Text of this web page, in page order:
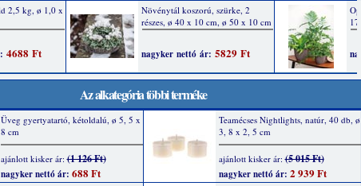
Az alkategória többi terméke
Üveg gyertyatartó, kétoldalú, ø 5, 5 x
8 cm
ajánlott kisker ár:(1 126 Ft)
nagyker nettó ár: 688 Ft
Teamécses Nightlights, natúr, 40 db, ø
3, 8 x 2, 5 cm
ajánlott kisker ár:(5 015 Ft)
nagyker nettó ár: 2 939 Ft